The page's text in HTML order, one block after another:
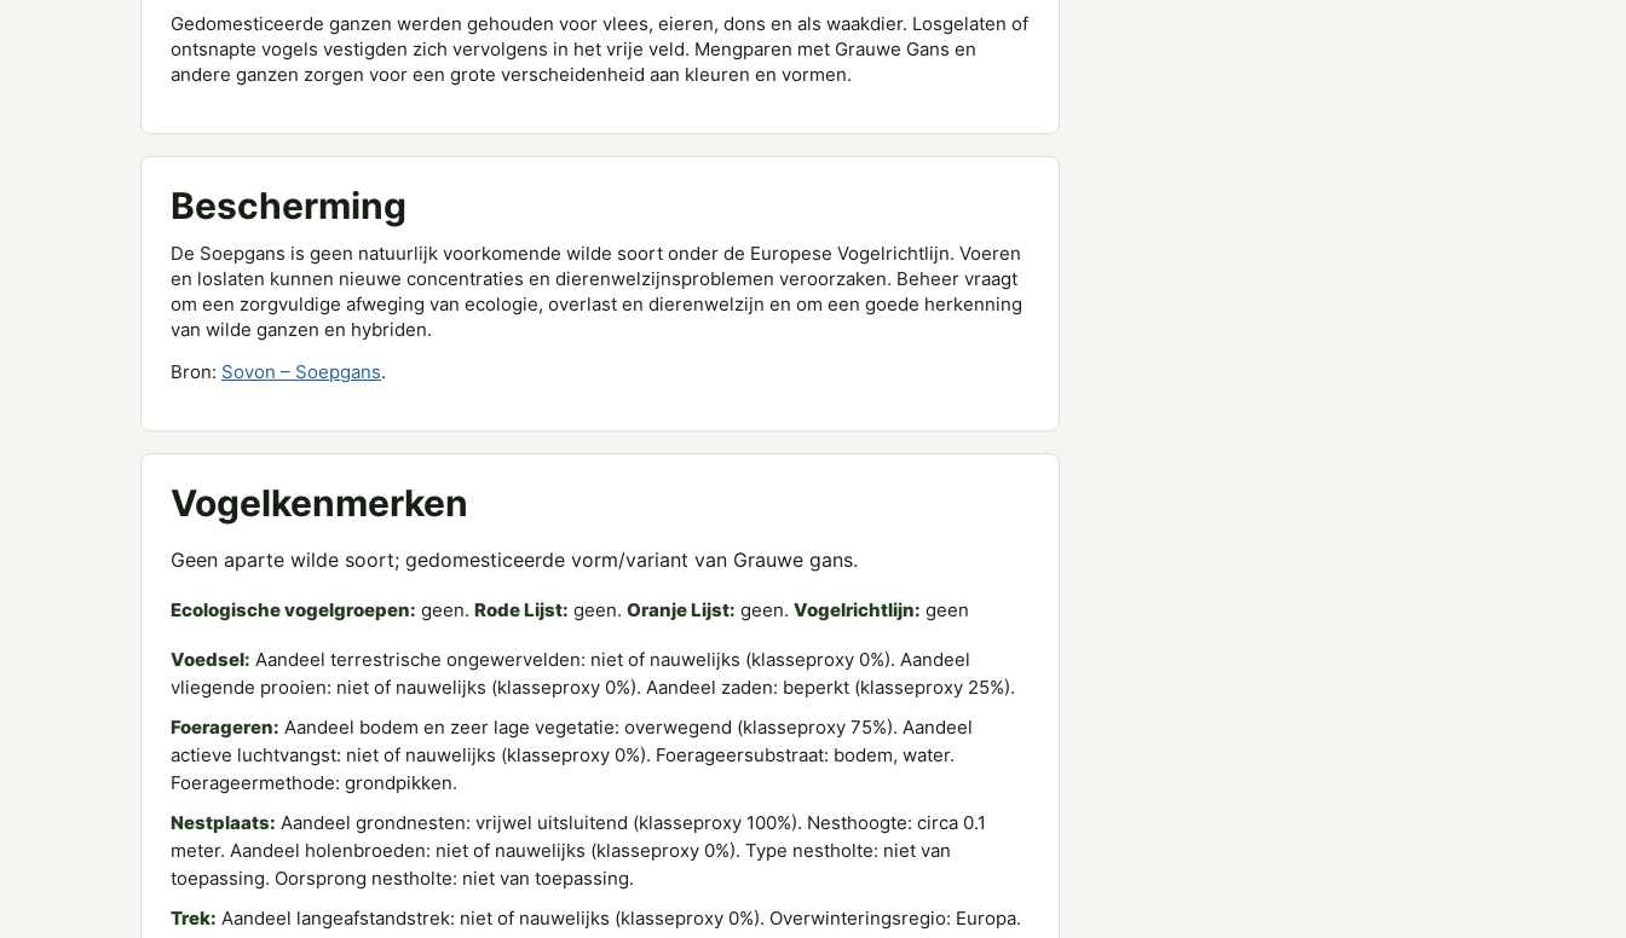
Gedomesticeerde ganzen werden gehouden voor vlees, eieren, dons en als waakdier. Losgelaten of
ontsnapte vogels vestigden zich vervolgens in het vrije veld. Mengparen met Grauwe Gans en
andere ganzen zorgen voor een grote verscheidenheid aan kleuren en vormen.
Bescherming
De Soepgans is geen natuurlijk voorkomende wilde soort onder de Europese Vogelrichtlijn. Voeren
en loslaten kunnen nieuwe concentraties en dierenwelzijnsproblemen veroorzaken. Beheer vraagt
om een zorgvuldige afweging van ecologie, overlast en dierenwelzijn en om een goede herkenning
van wilde ganzen en hybriden.
Bron: Sovon – Soepgans.
Vogelkenmerken
Geen aparte wilde soort; gedomesticeerde vorm/variant van Grauwe gans.
Ecologische vogelgroepen: geen. Rode Lijst: geen. Oranje Lijst: geen. Vogelrichtlijn: geen
Voedsel: Aandeel terrestrische ongewervelden: niet of nauwelijks (klasseproxy 0%). Aandeel
vliegende prooien: niet of nauwelijks (klasseproxy 0%). Aandeel zaden: beperkt (klasseproxy 25%).
Foerageren: Aandeel bodem en zeer lage vegetatie: overwegend (klasseproxy 75%). Aandeel
actieve luchtvangst: niet of nauwelijks (klasseproxy 0%). Foerageersubstraat: bodem, water.
Foerageermethode: grondpikken.
Nestplaats: Aandeel grondnesten: vrijwel uitsluitend (klasseproxy 100%). Nesthoogte: circa 0.1
meter. Aandeel holenbroeden: niet of nauwelijks (klasseproxy 0%). Type nestholte: niet van
toepassing. Oorsprong nestholte: niet van toepassing.
Trek: Aandeel langeafstandstrek: niet of nauwelijks (klasseproxy 0%). Overwinteringsregio: Europa.